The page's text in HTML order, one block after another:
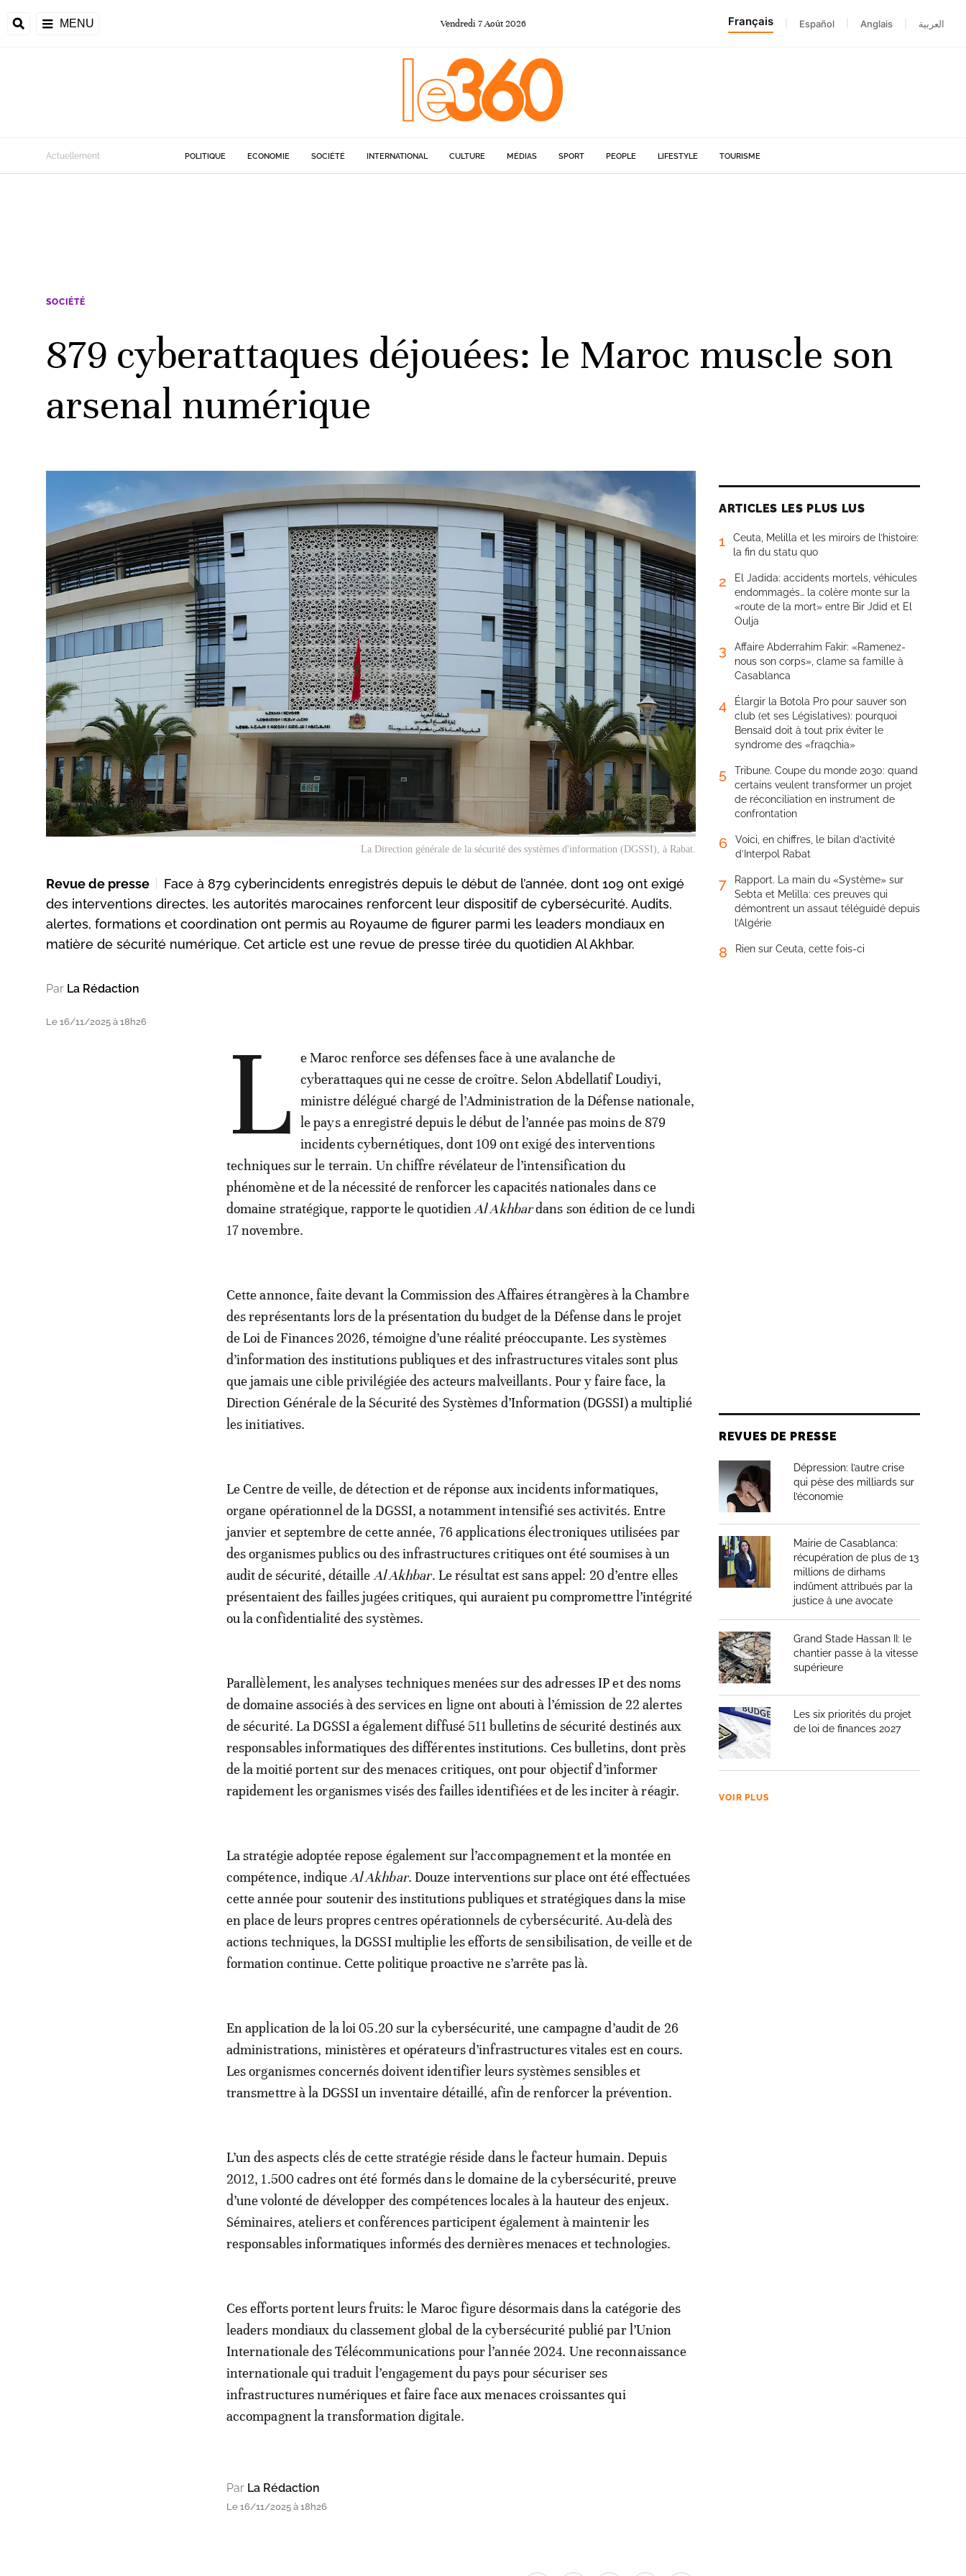
MENU Vendredi 7Août 2026 Français Español Anglais العربية
Actuellement POLITIQUE ECONOMIE SOCIÉTÉ INTERNATIONAL CULTURE MÉDIAS SPORT PEOPLE LIFESTYLE TOURISME
SOCIÉTÉ
879 cyberattaques déjouées: le Maroc muscle son
arsenal numérique
La Direction générale de la sécurité des systèmes d'information (DGSSI), à Rabat.
Revue de presse
Face à 879 cyberincidents enregistrés depuis le début de l’année, dont 109 ont exigé
des interventions directes, les autorités marocaines renforcent leur dispositif de cybersécurité. Audits,
alertes, formations et coordination ont permis au Royaume de figurer parmi les leaders mondiaux en
matière de sécurité numérique. Cet article est une revue de presse tirée du quotidien Al Akhbar.
Par La Rédaction
Le 16/11/2025 à 18h26 L
e Maroc renforce ses défenses face à une avalanche de
cyberattaques qui ne cesse de croître. Selon Abdellatif Loudiyi,
ministre délégué chargé de l’Administration de la Défense nationale,
le pays a enregistré depuis le début de l’année pas moins de 879
incidents cybernétiques, dont 109 ont exigé des interventions
techniques sur le terrain. Un chiffre révélateur de l’intensification du
phénomène et de la nécessité de renforcer les capacités nationales dans ce
domaine stratégique, rapporte le quotidien Al Akhbardans son édition de ce lundi
17 novembre.
Cette annonce, faite devant la Commission des Affaires étrangères à la Chambre
des représentants lors de la présentation du budget de la Défense dans le projet
de Loi de Finances 2026, témoigne d’une réalité préoccupante. Les systèmes
d’information des institutions publiques et des infrastructures vitales sont plus
que jamais une cible privilégiée des acteurs malveillants. Pour y faire face, la
Direction Générale de la Sécurité des Systèmes d’Information (DGSSI) a multiplié
les initiatives.
Le Centre de veille, de détection et de réponse aux incidents informatiques,
organe opérationnel de la DGSSI, a notamment intensifié ses activités. Entre
janvier et septembre de cette année, 76 applications électroniques utilisées par
des organismes publics ou des infrastructures critiques ont été soumises à un
audit de sécurité, détaille Al Akhbar. Le résultat est sans appel: 20 d’entre elles
présentaient des failles jugées critiques, qui auraient pu compromettre l’intégrité
ou la confidentialité des systèmes.
Parallèlement, les analyses techniques menées sur des adresses IP et des noms
de domaine associés à des services en ligne ont abouti à l’émission de 22 alertes
de sécurité. La DGSSI a également diffusé 511 bulletins de sécurité destinés aux
responsables informatiques des différentes institutions. Ces bulletins, dont près
de la moitié portent sur des menaces critiques, ont pour objectif d’informer
rapidement les organismes visés des failles identifiées et de les inciter à réagir.
La stratégie adoptée repose également sur l’accompagnement et la montée en
compétence, indique Al Akhbar. Douze interventions sur place ont été effectuées
cette année pour soutenir des institutions publiques et stratégiques dans la mise
en place de leurs propres centres opérationnels de cybersécurité. Au-delà des
actions techniques, la DGSSI multiplie les efforts de sensibilisation, de veille et de
formation continue. Cette politique proactive ne s’arrête pas là.
En application de la loi 05.20 sur la cybersécurité, une campagne d’audit de 26
administrations, ministères et opérateurs d’infrastructures vitales est en cours.
Les organismes concernés doivent identifier leurs systèmes sensibles et
transmettre à la DGSSI un inventaire détaillé, afin de renforcer la prévention.
L’un des aspects clés de cette stratégie réside dans le facteur humain. Depuis
2012, 1.500 cadres ont été formés dans le domaine de la cybersécurité, preuve
d’une volonté de développer des compétences locales à la hauteur des enjeux.
Séminaires, ateliers et conférences participent également à maintenir les
responsables informatiques informés des dernières menaces et technologies.
Ces efforts portent leurs fruits: le Maroc figure désormais dans la catégorie des
leaders mondiaux du classement global de la cybersécurité publié par l’Union
Internationale des Télécommunications pour l’année 2024. Une reconnaissance
internationale qui traduit l’engagement du pays pour sécuriser ses
infrastructures numériques et faire face aux menaces croissantes qui
accompagnent la transformation digitale.
Par La Rédaction
Le 16/11/2025 à 18h26
ARTICLES LES PLUS LUS
1
Ceuta, Melilla et les miroirs de l’histoire:
la fin du statu quo
2
El Jadida: accidents mortels, véhicules
endommagés… la colère monte sur la
«route de la mort» entre Bir Jdid et El
Oulja
3
Affaire Abderrahim Fakir: «Ramenez-
nous son corps», clame sa famille à
Casablanca
4
Élargir la Botola Pro pour sauver son
club (et ses Législatives): pourquoi
Bensaïd doit à tout prix éviter le
syndrome des «fraqchia»
5
Tribune. Coupe du monde 2030: quand
certains veulent transformer un projet
de réconciliation en instrument de
confrontation
6
Voici, en chiffres, le bilan d’activité
d’Interpol Rabat
7
Rapport. La main du «Système» sur
Sebta et Melilla: ces preuves qui
démontrent un assaut téléguidé depuis
l’Algérie
8 Rien sur Ceuta, cette fois-ci
REVUES DE PRESSE
Dépression: l’autre crise
qui pèse des milliards sur
l’économie
Mairie de Casablanca:
récupération de plus de 13
millions de dirhams
indûment attribués par la
justice à une avocate
Grand Stade Hassan II: le
chantier passe à la vitesse
supérieure
Les six priorités du projet
de loi de finances 2027
VOIR PLUS